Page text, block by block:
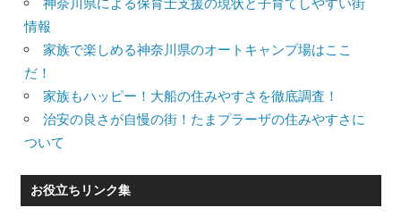
情報
家族で楽しめる神奈川県のオートキャンプ場はここ
だ！
家族もハッピー！大船の住みやすさを徹底調査！
治安の良さが自慢の街！たまプラーザの住みやすさに
ついて
お役立ちリンク集